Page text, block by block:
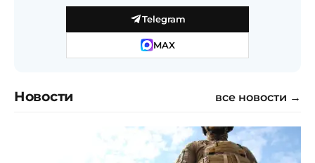
Telegram
MAX
Новости все новости →